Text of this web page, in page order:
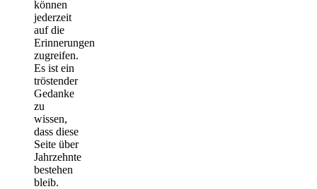
können
jederzeit
auf die
Erinnerungen
zugreifen.
Es ist ein
tröstender
Gedanke
zu
wissen,
dass diese
Seite über
Jahrzehnte
bestehen
bleib.